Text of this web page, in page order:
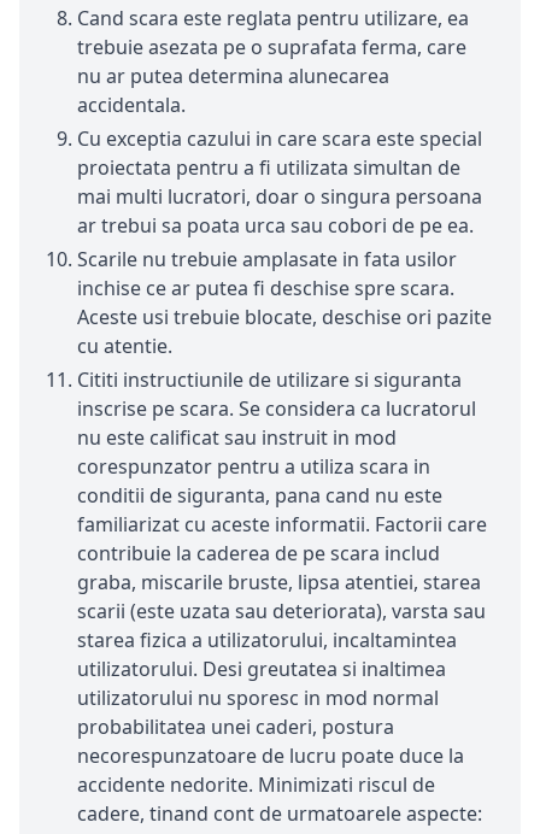
Cand scara este reglata pentru utilizare, ea
trebuie asezata pe o suprafata ferma, care
nu ar putea determina alunecarea
accidentala.
Cu exceptia cazului in care scara este special
proiectata pentru a fi utilizata simultan de
mai multi lucratori, doar o singura persoana
ar trebui sa poata urca sau cobori de pe ea.
Scarile nu trebuie amplasate in fata usilor
inchise ce ar putea fi deschise spre scara.
Aceste usi trebuie blocate, deschise ori pazite
cu atentie.
Cititi instructiunile de utilizare si siguranta
inscrise pe scara. Se considera ca lucratorul
nu este calificat sau instruit in mod
corespunzator pentru a utiliza scara in
conditii de siguranta, pana cand nu este
familiarizat cu aceste informatii. Factorii care
contribuie la caderea de pe scara includ
graba, miscarile bruste, lipsa atentiei, starea
scarii (este uzata sau deteriorata), varsta sau
starea fizica a utilizatorului, incaltamintea
utilizatorului. Desi greutatea si inaltimea
utilizatorului nu sporesc in mod normal
probabilitatea unei caderi, postura
necorespunzatoare de lucru poate duce la
accidente nedorite. Minimizati riscul de
cadere, tinand cont de urmatoarele aspecte: